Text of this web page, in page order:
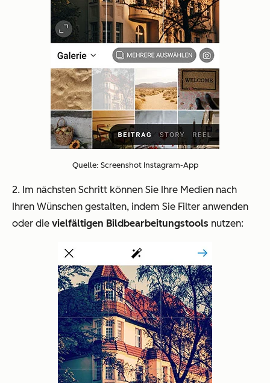
Quelle: Screenshot Instagram-App
2. Im nächsten Schritt können Sie Ihre Medien nach
Ihren Wünschen gestalten, indem Sie Filter anwenden
oder die vielfältigen Bildbearbeitungstools nutzen: